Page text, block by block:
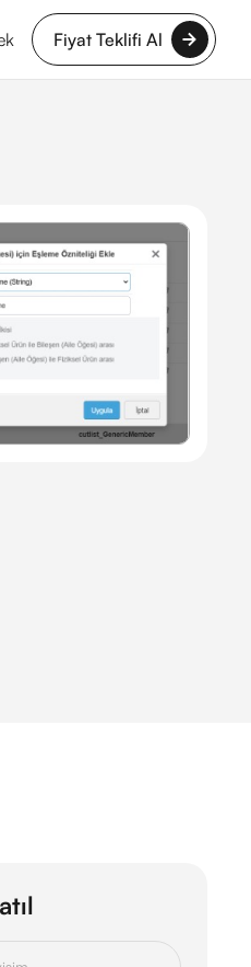
Fiyat Teklifi Al